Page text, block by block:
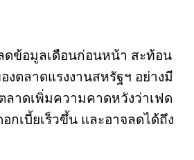
ดข้อมูลเดือนก่อนหน้า สะท้อน
ตลาดแรงงานสหรัฐฯ อย่างมี
าดเพิ่มความคาดหวังว่าเฟด
กเบี้ยเร็วขึ้น และอาจลดได้ถึง